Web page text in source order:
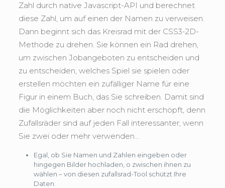
Zahl durch native Javascript-API und berechnet
diese Zahl, um auf einen der Namen zu verweisen.
Dann beginnt sich das Kreisrad mit der CSS3-2D-
Methode zu drehen. Sie können ein Rad drehen,
um zwischen Jobangeboten zu entscheiden und
zu entscheiden, welches Spiel sie spielen oder
erstellen möchten ein zufälliger Name für eine
Figur in einem Buch, das Sie schreiben. Damit sind
die Möglichkeiten aber noch nicht erschöpft, denn
Zufallsräder sind auf jeden Fall interessanter, wenn
Sie zwei oder mehr verwenden…
Egal, ob Sie Namen und Zahlen eingeben oder
hingegen Bilder hochladen, o zwischen ihnen zu
wählen – von diesen zufallsrad-Tool schützt Ihre
Daten.